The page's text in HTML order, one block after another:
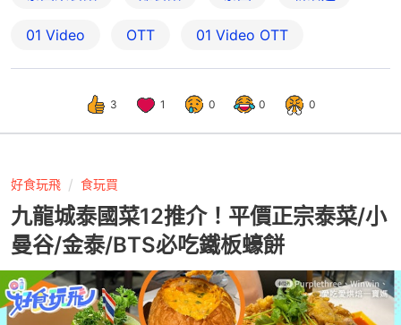
01 Video OTT 01‌ ‌Video‌ ‌OTT
3 1 0 0 0
好食玩飛 食玩買
九龍城泰國菜12推介！平價正宗泰菜/小
曼谷/金泰/BTS必吃鐵板蠔餅